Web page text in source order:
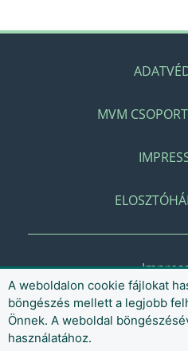
MVM
A weboldalon cookie fájlokat
böngészés mellett a legjobb
Önnek. A weboldal
használatához.